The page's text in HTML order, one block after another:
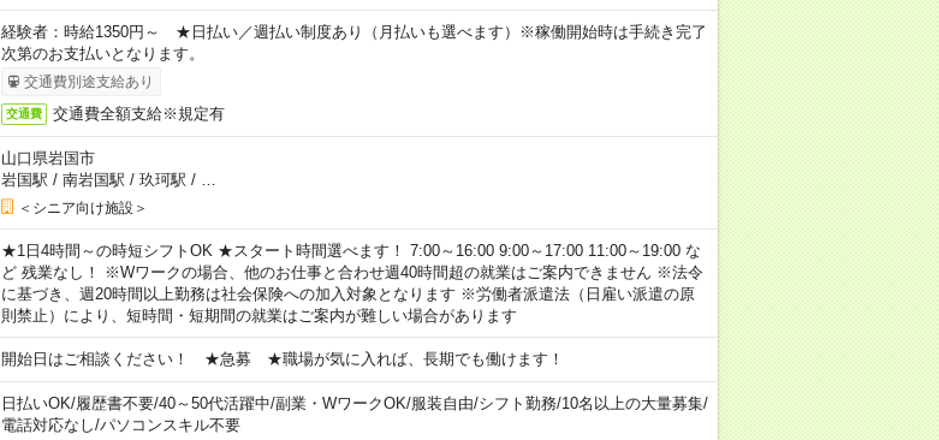
経験者：時給1350円～ ★日払い／週払い制度あり（月払いも選べます）※稼働開始時は手続き完了
次第のお支払いとなります。
交通費別途支給あり
交通費 交通費全額支給※規定有
山口県岩国市
岩国駅 / 南岩国駅 / 玖珂駅 /
＜シニア向け施設＞
★1日4時間～の時短シフトOK ★スタート時間選べます！ 7:00～16:00 9:00～17:00 11:00～19:00 な
ど 残業なし！ ※Wワークの場合、他のお仕事と合わせ週40時間超の就業はご案内できません ※法令
に基づき、週20時間以上勤務は社会保険への加入対象となります ※労働者派遣法（日雇い派遣の原
則禁止）により、短時間・短期間の就業はご案内が難しい場合があります
開始日はご相談ください！ ★急募 ★職場が気に入れば、長期でも働けます！
日払いOK/履歴書不要/40～50代活躍中/副業・WワークOK/服装自由/シフト勤務/10名以上の大量募集/
電話対応なし/パソコンスキル不要